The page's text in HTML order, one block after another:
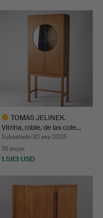
TOMAS JELINEK.
Vitrina, roble, de las cole…
Subastado 30 sep 2025
56 pujas
1.583 USD
seleccionado